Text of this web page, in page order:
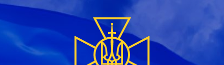
Skip
content